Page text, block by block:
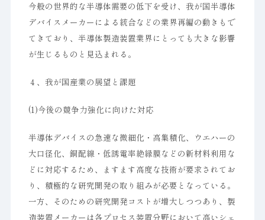
今般の世界的な半導体需要の低下を受け、我が国半導体
デバイスメーカーによる統合などの業界再編の動きもで
てきており、半導体製造装置業界にとっても大きな影響
が生じるものと見込まれる。
４、我が国産業の展望と課題
(1)今後の競争力強化に向けた対応
半導体デバイスの急速な微細化・高集積化、ウエハーの
大口径化、銅配線・低誘電率絶縁膜などの新材料利用な
どに対応するため、ますます高度な技術が要求されてお
り、積極的な研究開発の取り組みが必要となっている。
一方、そのための研究開発コストが増大しつつあり、製
造装置メーカーは各プロセス装置分野において高いシェ